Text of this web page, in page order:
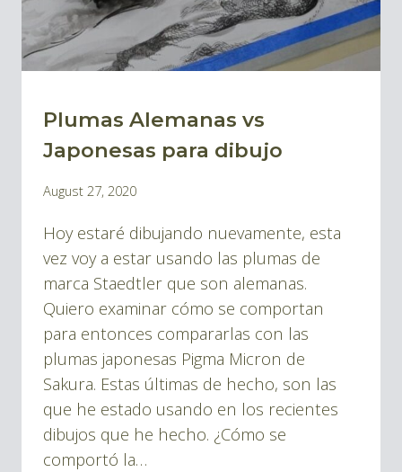
BLOG
|
TINTA
DIBUJOS
Plumas Alemanas vs
Japonesas para dibujo
By
Montes
August 27, 2020
Hoy estaré dibujando nuevamente, esta
vez voy a estar usando las plumas de
marca Staedtler que son alemanas.
Quiero examinar cómo se comportan
para entonces compararlas con las
plumas japonesas Pigma Micron de
Sakura. Estas últimas de hecho, son las
que he estado usando en los recientes
dibujos que he hecho. ¿Cómo se
comportó la…